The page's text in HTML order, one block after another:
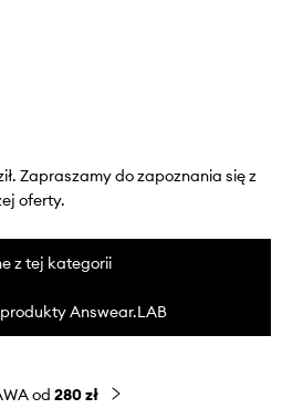
Zapraszamy do zapoznania się z
oferty.
z tej kategorii
Answear.LAB
od 280 zł